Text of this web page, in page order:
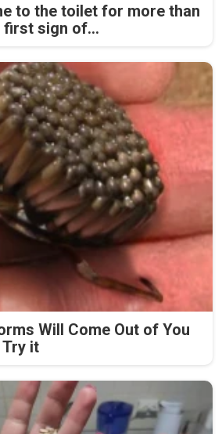
to the toilet for more than
first sign of...
Will Come Out of You
Try it